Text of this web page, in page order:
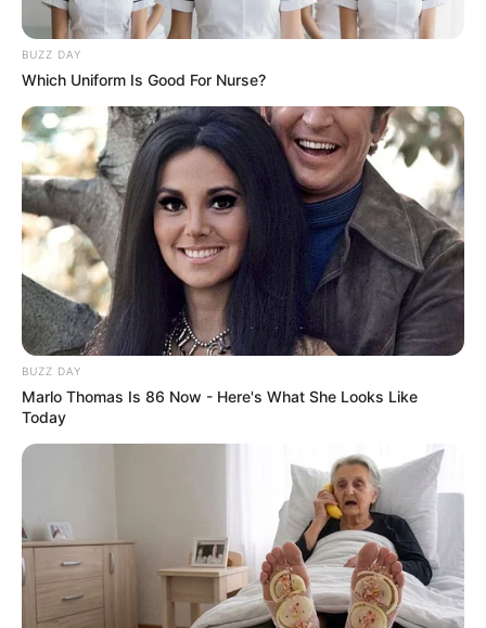
BUZZ DAY
Which Uniform Is Good For Nurse?
BUZZ DAY
Marlo Thomas Is 86 Now - Here's What She Looks Like
Today